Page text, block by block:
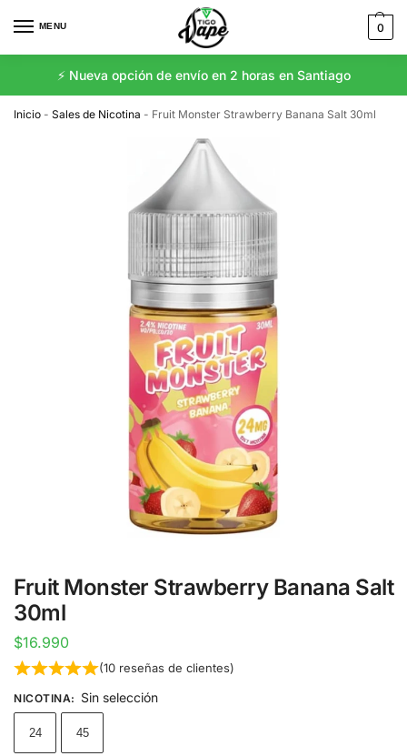
MENU 0
⚡️ Nueva opción de envío en 2 horas en Santiago
Inicio - Sales de Nicotina - Fruit Monster Strawberry Banana Salt 30ml
Fruit Monster Strawberry Banana Salt
30ml
$16.990
(10reseñas de clientes)
NICOTINA: Sin selección
24 45